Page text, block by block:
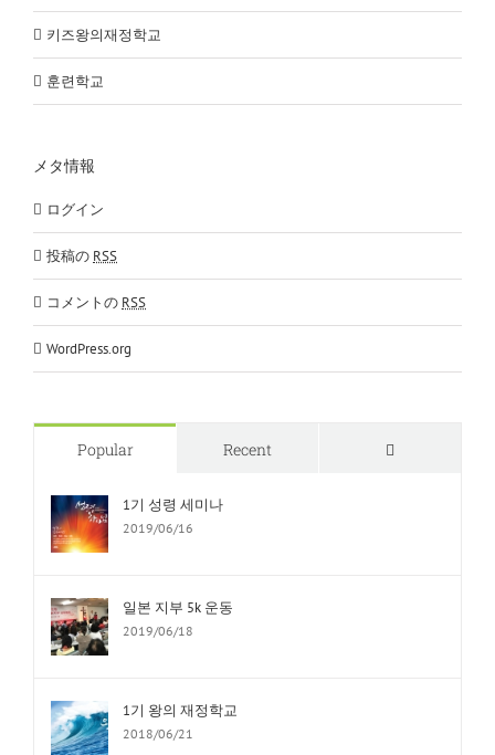
키즈왕의재정학교
훈련학교
メタ情報
ログイン
投稿の RSS
コメントの RSS
WordPress.org
Popular Recent
1기 성령 세미나
2019/06/16
일본 지부 5k 운동
2019/06/18
1기 왕의 재정학교
2018/06/21